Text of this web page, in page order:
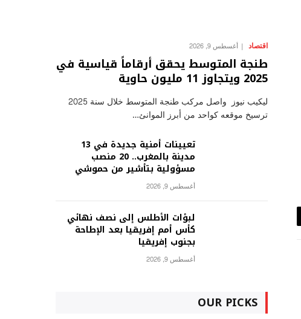
اقتصاد أغسطس 9, 2026
طنجة المتوسط يحقق أرقاماً قياسية في
2025 ويتجاوز 11 مليون حاوية
ليكيب نيوز واصل مركب طنجة المتوسط خلال سنة 2025
ترسيخ موقعه كواحد من أبرز الموانئ…
تعيينات أمنية جديدة في 13
مدينة بالمغرب.. 20 منصب
مسؤولية بتأشير من حموشي
أغسطس 9, 2026
لبؤات الأطلس إلى نصف نهائي
كأس أمم إفريقيا بعد الإطاحة
بجنوب إفريقيا
أغسطس 9, 2026
OUR PICKS